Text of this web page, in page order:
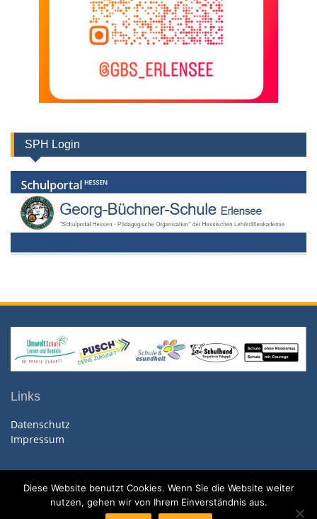
SPH Login
Links
Datenschutz
Impressum
Copyright. All rights reserved.
Diese Website benutzt Cookies. Wenn Sie die Website weiter
nutzen, gehen wir von Ihrem Einverständnis aus.